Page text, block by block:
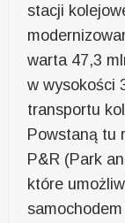
stacji
warta 47,3
w wysokości
transportu
Powstaną tu
P&R (Park
które